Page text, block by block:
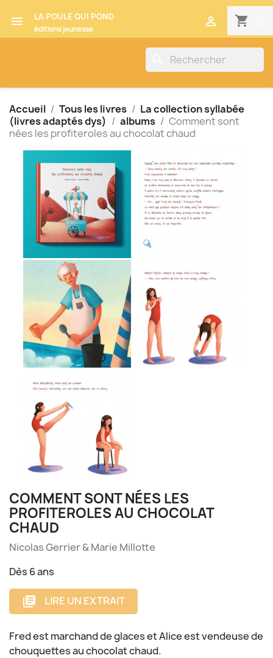
 LA POULE QUI POND
éditions jeunesse
shopping_cart

Accueil Tous les livres
La collection syllabée
(livres adaptés dys)
albums
Comment sont
nées les profiteroles au chocolat chaud
COMMENT SONT NÉES LES
PROFITEROLES AU CHOCOLAT
CHAUD
Nicolas Gerrier & Marie Millotte
Dès 6 ans
library_books LIRE UN EXTRAIT
Fred est marchand de glaces et Alice est vendeuse de
chouquettes au chocolat chaud.